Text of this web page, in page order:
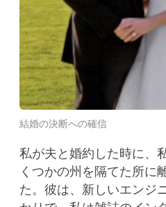
結婚の決断への確信
私が夫と婚約した時に、
くつかの州を隔てた所に
た。彼は、新しいエンジ